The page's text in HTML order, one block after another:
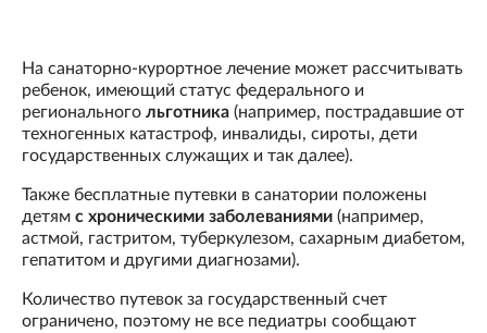
На санаторно-курортное лечение может рассчитывать
ребенок, имеющий статус федерального и
регионального льготника (например, пострадавшие от
техногенных катастроф, инвалиды, сироты, дети
государственных служащих и так далее).
Также бесплатные путевки в санатории положены
детям с хроническими заболеваниями (например,
астмой, гастритом, туберкулезом, сахарным диабетом,
гепатитом и другими диагнозами).
Количество путевок за государственный счет
ограничено, поэтому не все педиатры сообщают